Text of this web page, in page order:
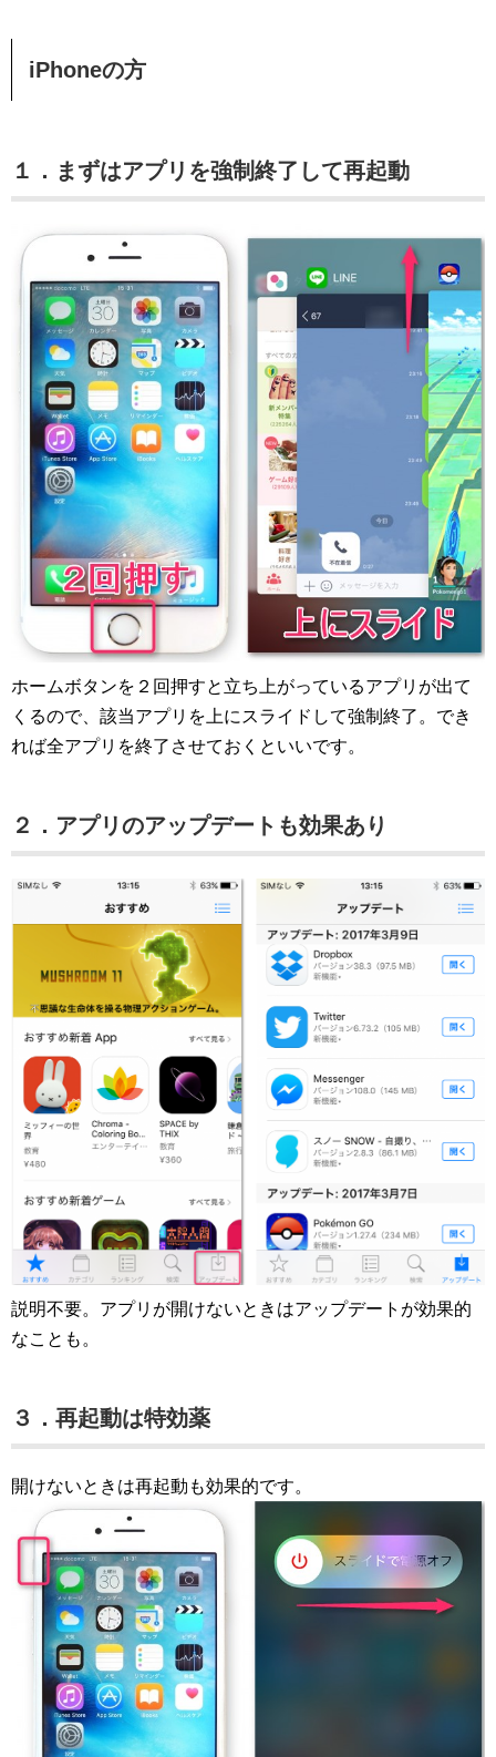
iPhoneの方
１．まずはアプリを強制終了して再起動
ホームボタンを２回押すと立ち上がっているアプリが出て
くるので、該当アプリを上にスライドして強制終了。でき
れば全アプリを終了させておくといいです。
２．アプリのアップデートも効果あり
説明不要。アプリが開けないときはアップデートが効果的
なことも。
３．再起動は特効薬
開けないときは再起動も効果的です。